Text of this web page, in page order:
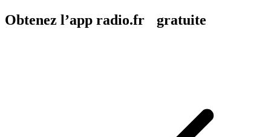
Obtenez l’app radio.fr gratuite